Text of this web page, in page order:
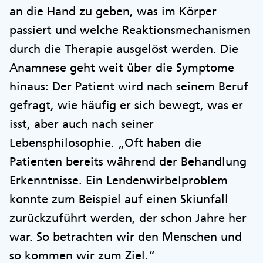
an die Hand zu geben, was im Körper
passiert und welche Reaktionsmechanismen
durch die Therapie ausgelöst werden. Die
Anamnese geht weit über die Symptome
hinaus: Der Patient wird nach seinem Beruf
gefragt, wie häufig er sich bewegt, was er
isst, aber auch nach seiner
Lebensphilosophie. „Oft haben die
Patienten bereits während der Behandlung
Erkenntnisse. Ein Lendenwirbelproblem
konnte zum Beispiel auf einen Skiunfall
zurückzuführt werden, der schon Jahre her
war. So betrachten wir den Menschen und
so kommen wir zum Ziel.“